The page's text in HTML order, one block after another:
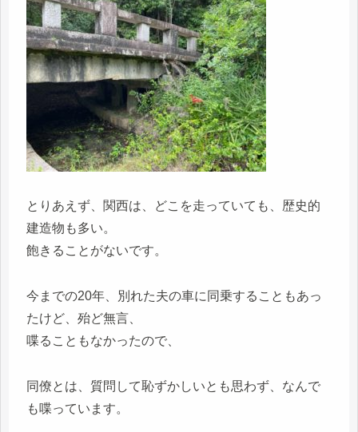
とりあえず、関西は、どこを走っていても、歴史的
建造物も多い。
飽きることがないです。
今までの20年、別れた夫の車に同乗することもあっ
たけど、殆ど無言、
喋ることもなかったので、
同僚とは、質問して恥ずかしいとも思わず、なんで
も喋っています。